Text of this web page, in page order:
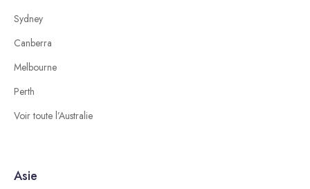
Sydney
Canberra
Melbourne
Perth
Voir toute l’Australie
Asie